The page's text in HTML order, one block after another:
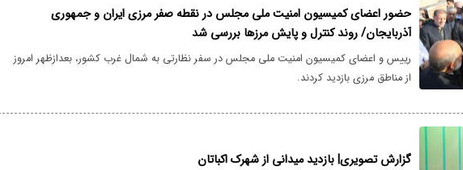
حضور اعضای کمیسیون امنیت ملی مجلس در نقطه صفر مرزی ایران و جمهوری
آذربایجان/ روند کنترل و پایش مرزها بررسی شد
رییس و اعضای کمیسیون امنیت ملی مجلس در سفر نظارتی به شمال غرب کشور، بعدازظهر امروز
از مناطق مرزی بازدید کردند.
گزارش تصویری| بازدید میدانی از شهرک اکباتان